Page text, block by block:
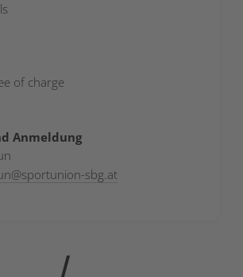
of charge
Anmeldung
@sportunion-sbg.at